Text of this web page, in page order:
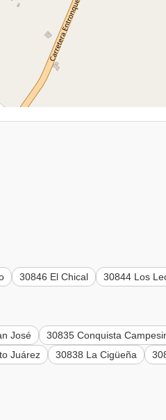
30846 El Chical 30844 Los
José 30835 Conquista
Juárez 30838 La Cigüeña